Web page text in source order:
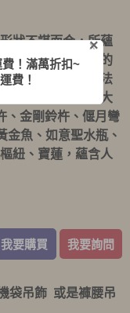
狀不謀而合，所蘊
大，有不可思議的
鎮宅，有強大之法
，念力轉化之偉大
、金剛鈴杵、偃月彎
魚、如意聖水瓶、
紐、寶蓮，蘊含人
我要購買 我要詢問
袋吊飾 或是褲腰吊
×
X
！滿萬折扣~
費！